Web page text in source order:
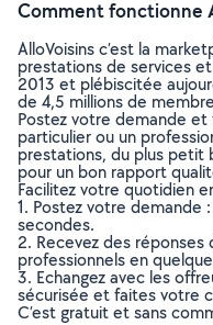
Comment fonctionne
AlloVoisins c’est la
prestations de services
2013 et plébiscitée
de 4,5 millions de
Postez votre demande
particulier ou un
prestations, du plus petit
pour un bon rapport
Facilitez votre quotidien
1. Postez votre demande
secondes.
2. Recevez des réponses
professionnels en
3. Echangez avec les
sécurisée et faites votre
C’est gratuit et sans